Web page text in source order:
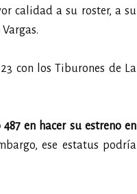
calidad a su roster, a su
con los Tiburones de La
en hacer su estreno en
ese estatus podría